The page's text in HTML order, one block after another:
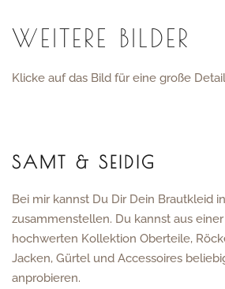
WEITERE BILDER
Klicke auf das Bild für eine große
SAMT & SEIDIG
Bei mir kannst Du Dir Dein Brautkleid
zusammenstellen. Du kannst aus
hochwerten Kollektion Oberteile,
Jacken, Gürtel und Accessoires
anprobieren.